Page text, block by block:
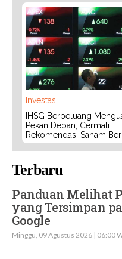
Investasi
IHSG Berpeluang
Pekan Depan, Cermati
Rekomendasi Saham
Terbaru
Panduan Melihat
yang Tersimpan
Google
Minggu, 09 Agustus 2026 | 06:00